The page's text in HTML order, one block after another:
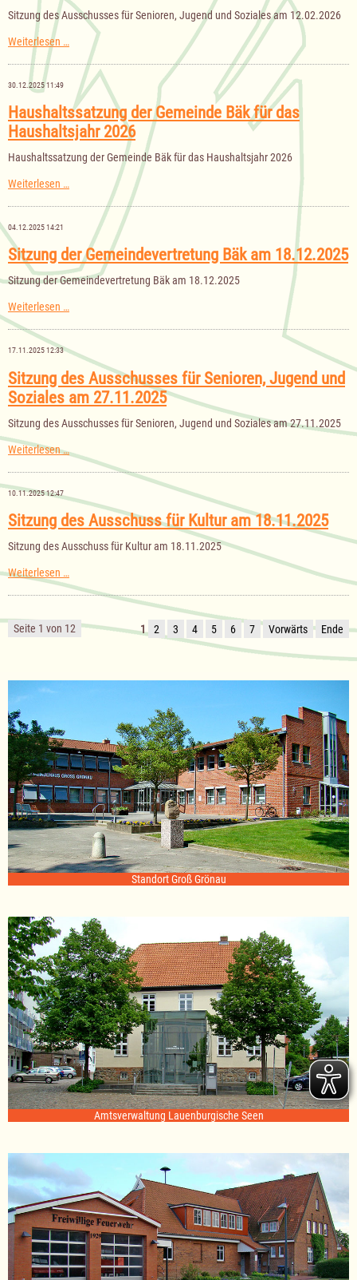
Sitzung des Ausschusses für Senioren, Jugend und Soziales am 12.02.2026
Weiterlesen … Sitzung
Ausschusses
Senioren,
Jugend
und
Soziales
am
12.02.2026
30.12.2025 11:49
Haushaltssatzung der Gemeinde Bäk für das
Haushaltsjahr 2026
Haushaltssatzung der Gemeinde Bäk für das Haushaltsjahr 2026
Weiterlesen … Haushaltssatzung
Gemeinde
Haushaltsjahr
2026
04.12.2025 14:21
Sitzung der Gemeindevertretung Bäk am 18.12.2025
Sitzung der Gemeindevertretung Bäk am 18.12.2025
Weiterlesen …Sitzung
Gemeindevertretung
am
18.12.2025
17.11.2025 12:33
Sitzung des Ausschusses für Senioren, Jugend und
Soziales am 27.11.2025
Sitzung des Ausschusses für Senioren, Jugend und Soziales am 27.11.2025
Weiterlesen …
des
Ausschusses
Senioren,
Jugend
und
am
10.11.2025 12:47
Sitzung des Ausschuss für Kultur am 18.11.2025
Sitzung des Ausschuss für Kultur am 18.11.2025
Weiterlesen …Sitzung
des
Ausschuss
Kultur
am
Seite 1 von 12 1 2 3 4 5 6 7 Vorwärts Ende
Standort Groß Grönau
Amtsverwaltung Lauenburgische Seen